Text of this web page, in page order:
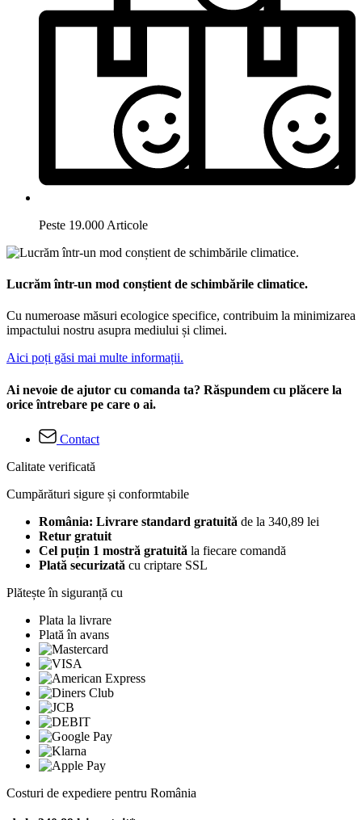
Peste 19.000 Articole
Lucrăm într-un mod conștient de schimbările climatice.
Cu numeroase măsuri ecologice specifice, contribuim la minimizarea
impactului nostru asupra mediului și climei.
Aici poți găsi mai multe informații.
Ai nevoie de ajutor cu comanda ta? Răspundem cu plăcere la
orice întrebare pe care o ai.
Contact
Calitate verificată
Cumpărături sigure și conformtabile
România: Livrare standard gratuită de la 340,89 lei
Retur gratuit
Cel puțin 1 mostră gratuită la fiecare comandă
Plată securizată cu criptare SSL
Plătește în siguranță cu
Plata la livrare
Plată în avans
Costuri de expediere pentru România